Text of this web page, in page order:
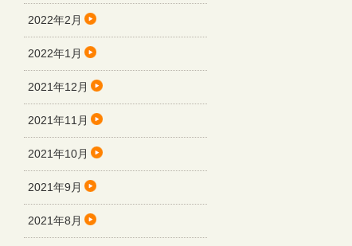
2022年2月
2022年1月
2021年12月
2021年11月
2021年10月
2021年9月
2021年8月